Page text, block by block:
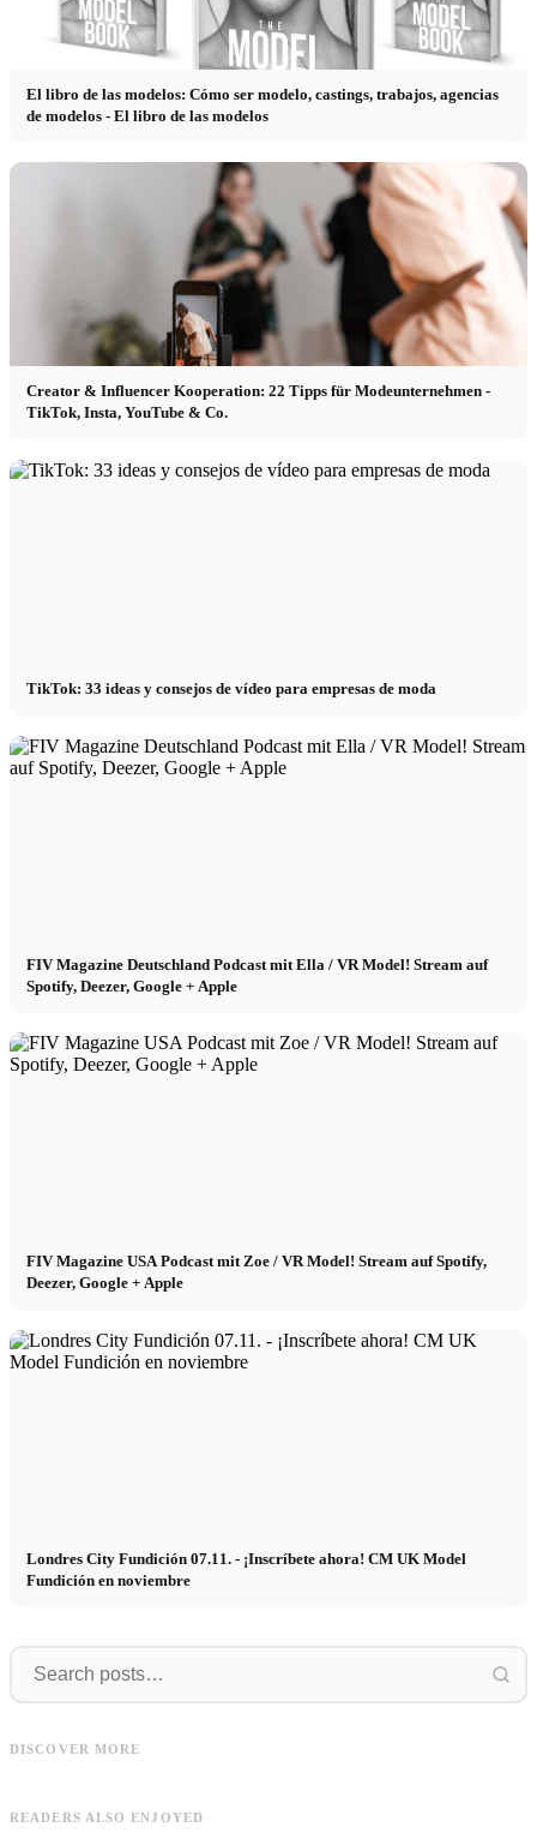
El libro de las modelos: Cómo ser modelo, castings, trabajos, agencias
de modelos - El libro de las modelos
Creator & Influencer Kooperation: 22 Tipps für Modeunternehmen -
TikTok, Insta, YouTube & Co.
TikTok: 33 ideas y consejos de vídeo para empresas de moda
FIV Magazine Deutschland Podcast mit Ella / VR Model! Stream auf
Spotify, Deezer, Google + Apple
FIV Magazine USA Podcast mit Zoe / VR Model! Stream auf Spotify,
Deezer, Google + Apple
Londres City Fundición 07.11. - ¡Inscríbete ahora! CM UK Model
Fundición en noviembre
DISCOVER MORE
Bewerben!
READERS ALSO ENJOYED